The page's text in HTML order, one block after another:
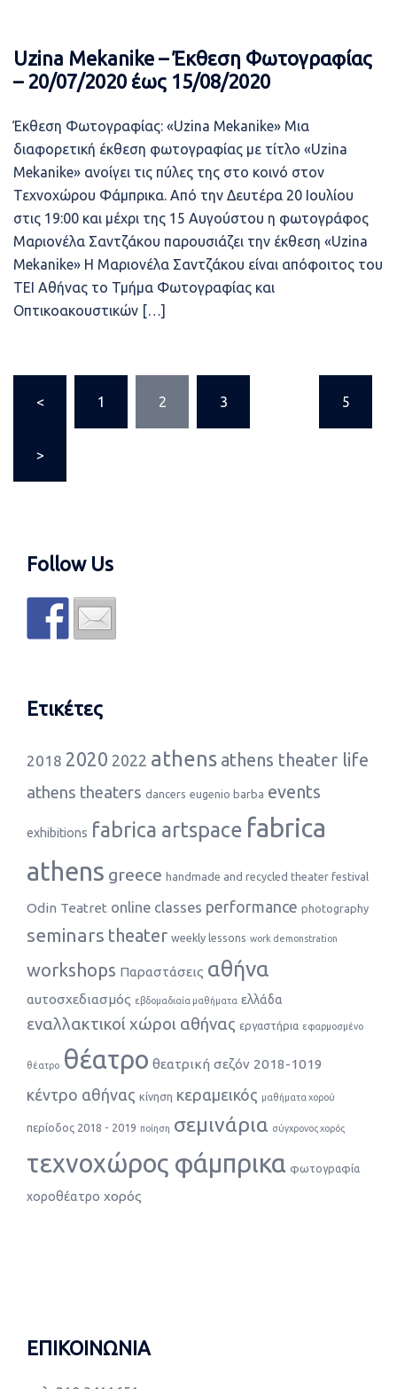
Uzina Mekanike – Έκθεση Φωτογραφίας
– 20/07/2020 έως 15/08/2020
Έκθεση Φωτογραφίας: «Uzina Mekanike» Μια
διαφορετική έκθεση φωτογραφίας με τίτλο «Uzina
Mekanike» ανοίγει τις πύλες της στο κοινό στον
Τεχνοχώρου Φάμπρικα. Από την Δευτέρα 20 Ιουλίου
στις 19:00 και μέχρι της 15 Αυγούστου η φωτογράφος
Μαριονέλα Σαντζάκου παρουσιάζει την έκθεση «Uzina
Mekanike» Η Μαριονέλα Σαντζάκου είναι απόφοιτος του
ΤΕΙ Αθήνας το Τμήμα Φωτογραφίας και
Οπτικοακουστικών […]
άρθρων
< 1 2 3 5
>
Follow Us
Ετικέτες
2018 2020 2022 athens athens theater life
athens theaters dancers eugenio barba events
exhibitions fabrica artspace fabrica
athens greece handmade and recycled theater festival
Odin Teatret online classes performance photography
seminars theater weekly lessons work demonstration
workshops Παραστάσεις αθήνα
αυτοσχεδιασμός εβδομαδιαία μαθήματα ελλάδα
εναλλακτικοί χώροι αθήνας εργαστήρια εφαρμοσμένο
θέατρο θέατρο θεατρική σεζόν 2018-1019
κέντρο αθήνας κίνηση κεραμεικός μαθήματα χορού
περίοδος 2018 - 2019 ποίηση σεμινάρια σύγχρονος χορός
τεχνοχώρος φάμπρικα φωτογραφία
χοροθέατρο χορός
ΕΠΙΚΟΙΝΩΝΙΑ